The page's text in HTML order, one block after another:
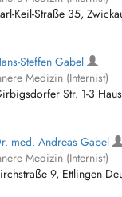
Keil-Straße 35,
Steffen Gabel
Medizin (Internist)
Str. 1-3
med. Andreas Gabel
Medizin (Internist)
9, Ettlingen